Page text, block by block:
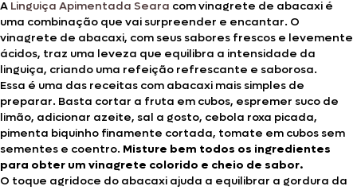
A Linguiça Apimentada Seara com vinagrete de abacaxi é
uma combinação que vai surpreender e encantar. O
vinagrete de abacaxi, com seus sabores frescos e levemente
ácidos, traz uma leveza que equilibra a intensidade da
linguiça, criando uma refeição refrescante e saborosa.
Essa é uma das receitas com abacaxi mais simples de
preparar. Basta cortar a fruta em cubos, espremer suco de
limão, adicionar azeite, sal a gosto, cebola roxa picada,
pimenta biquinho finamente cortada, tomate em cubos sem
sementes e coentro. Misture bem todos os ingredientes
para obter um vinagrete colorido e cheio de sabor.
O toque agridoce do abacaxi ajuda a equilibrar a gordura da